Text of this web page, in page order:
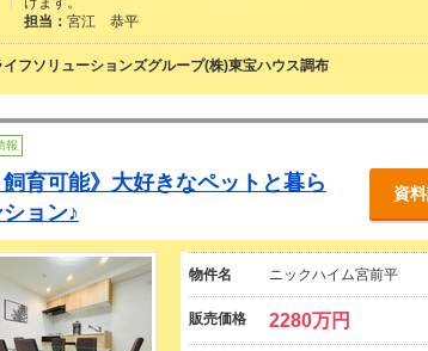
担当： 宮江 恭平
フソリューションズグループ(株)東宝ハウス調布
報
飼育可能》大好きなペットと暮ら
ョン♪
資
物件名 ニックハイム宮前平
販売価格 2280万円